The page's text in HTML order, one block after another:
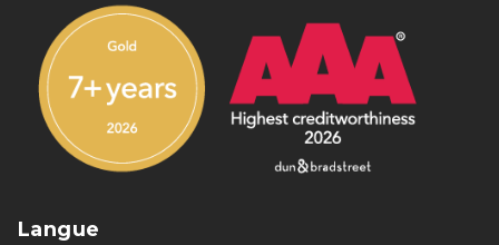
Langue